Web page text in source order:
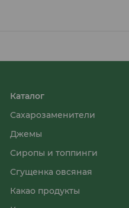
Каталог
Сахарозаменители
Джемы
Сиропы и топпинги
Сгущенка овсяная
Какао продукты